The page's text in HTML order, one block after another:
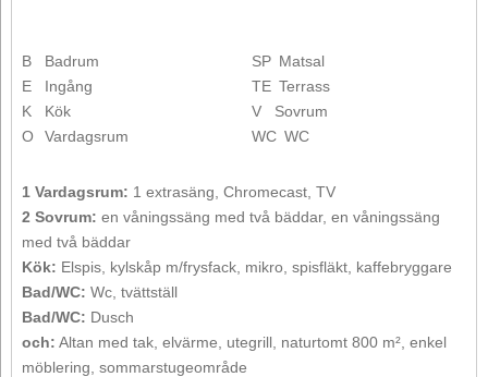
B
Badrum
E
Ingång
K
Kök
O
Vardagsrum
SP Matsal
TE Terrass
V
Sovrum
WC WC
1 Vardagsrum: 1 extrasäng, Chromecast, TV
2 Sovrum: en våningssäng med två bäddar, en våningssäng
med två bäddar
Kök: Elspis, kylskåp m/frysfack, mikro, spisfläkt, kaffebryggare
Bad/WC: Wc, tvättställ
Bad/WC: Dusch
och: Altan med tak, elvärme, utegrill, naturtomt 800 m², enkel
möblering, sommarstugeområde